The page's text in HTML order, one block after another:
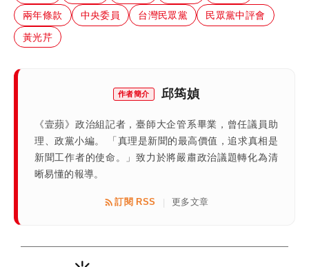
兩年條款
中央委員 台灣民眾黨
民眾黨中評會
黃光芹
作者簡介 邱筠媜
《壹蘋》政治組記者，臺師大企管系畢業，曾任議員助
理、政黨小編。 「真理是新聞的最高價值，追求真相是
新聞工作者的使命。」致力於將嚴肅政治議題轉化為清
晰易懂的報導。
訂閱 RSS 更多文章